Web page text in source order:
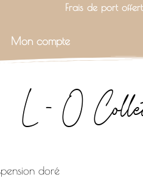
Frais de port
Mon compte
L - O
doré